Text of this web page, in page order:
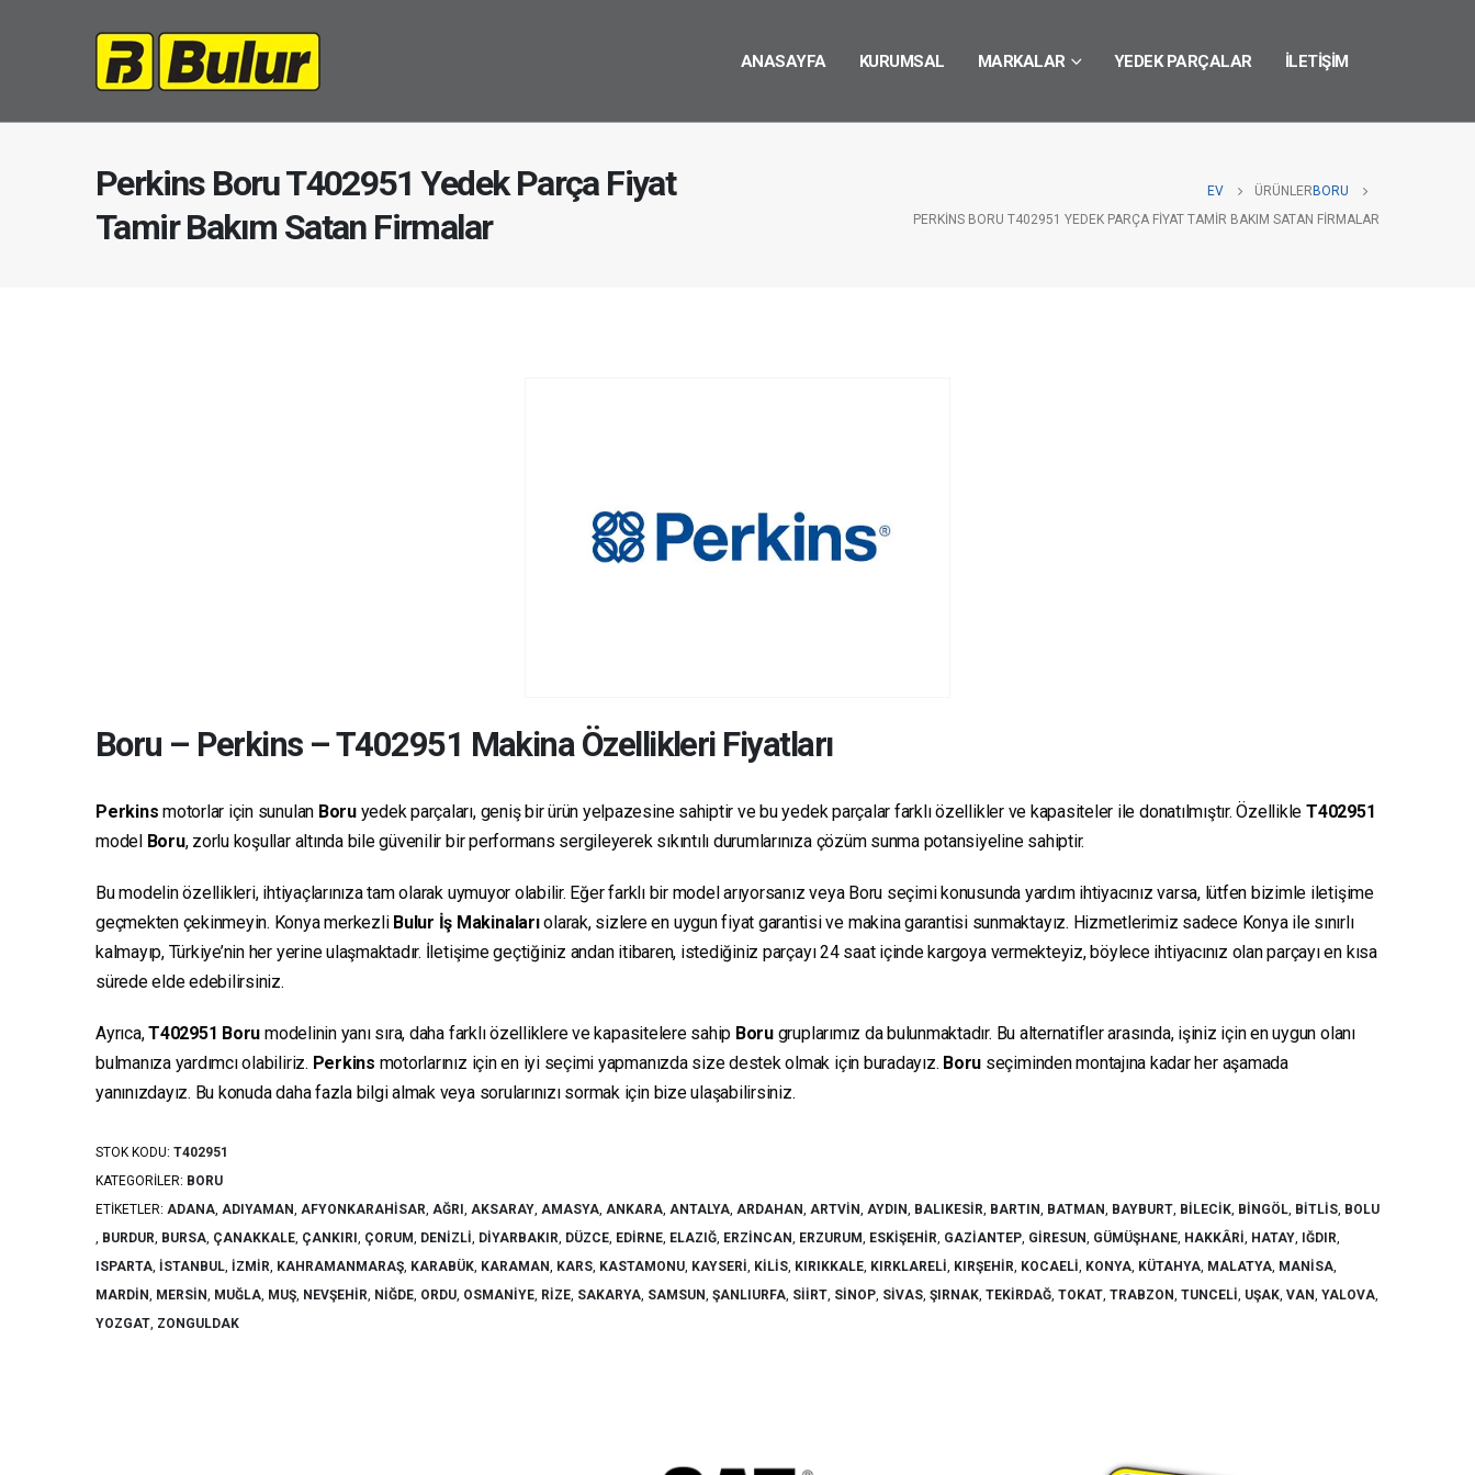
ANASAYFA KURUMSAL MARKALAR YEDEK PARÇALAR İLETIŞIM
Perkins Boru T402951 Yedek Parça Fiyat
Tamir Bakım Satan Firmalar
EV ÜRÜNLER BORU
PERKINS BORU T402951 YEDEK PARÇA FIYAT TAMIR BAKIM SATAN FIRMALAR
Boru – Perkins–T402951 Makina Özellikleri Fiyatları
Perkins motorlar için sunulan Boruyedek parçaları, geniş bir ürün yelpazesine sahiptir ve bu yedek parçalar farklı özellikler ve kapasiteler ile donatılmıştır. Özellikle T402951
model Boru, zorlu koşullar altında bile güvenilir bir performans sergileyerek sıkıntılı durumlarınıza çözüm sunma potansiyeline sahiptir.
Bu modelin özellikleri, ihtiyaçlarınıza tam olarak uymuyor olabilir. Eğer farklı bir model arıyorsanız veya Boru seçimi konusunda yardım ihtiyacınız varsa, lütfen bizimle iletişime
geçmekten çekinmeyin. Konya merkezli Bulur İş Makinalarıolarak, sizlere en uygun fiyat garantisi ve makina garantisi sunmaktayız. Hizmetlerimiz sadece Konya ile sınırlı
kalmayıp, Türkiye’nin her yerine ulaşmaktadır. İletişime geçtiğiniz andan itibaren, istediğiniz parçayı 24 saat içinde kargoya vermekteyiz, böylece ihtiyacınız olan parçayı en kısa
sürede elde edebilirsiniz.
Ayrıca,T402951 Boru modelinin yanı sıra, daha farklı özelliklere ve kapasitelere sahip Borugruplarımız da bulunmaktadır. Bu alternatifler arasında, işiniz için en uygun olanı
bulmanıza yardımcı olabiliriz. Perkins motorlarınız için en iyi seçimi yapmanızda size destek olmak için buradayız. Boru seçiminden montajına kadar her aşamada
yanınızdayız. Bu konuda daha fazla bilgi almak veya sorularınızı sormak için bize ulaşabilirsiniz.
STOK KODU: T402951
KATEGORILER: BORU
ETIKETLER: ADANA, ADIYAMAN, AFYONKARAHISAR, AĞRI , AKSARAY, AMASYA, ANKARA, ANTALYA, ARDAHAN, ARTVIN, AYDIN, BALIKESIR, BARTIN, BATMAN, BAYBURT, BILECIK, BINGÖL, BITLIS, BOLU
, BURDUR, BURSA, ÇANAKKALE, ÇANKIRI , ÇORUM, DENIZLI, DIYARBAKIR, DÜZCE, EDIRNE, ELAZIĞ, ERZINCAN, ERZURUM, ESKIŞEHIR, GAZIANTEP, GIRESUN, GÜMÜŞHANE, HAKKÂRI, HATAY, IĞDIR,
ISPARTA, İSTANBUL, İZMIR, KAHRAMANMARAŞ, KARABÜK, KARAMAN, KARS, KASTAMONU, KAYSERI, KILIS, KIRIKKALE, KIRKLARELI, KIRŞEHIR, KOCAELI, KONYA, KÜTAHYA, MALATYA, MANISA,
MARDIN, MERSIN, MUĞLA, MUŞ, NEVŞEHIR, NIĞDE, ORDU, OSMANIYE, RIZE, SAKARYA, SAMSUN, ŞANLIURFA, SIIRT, SINOP, SIVAS, ŞIRNAK, TEKIRDAĞ, TOKAT, TRABZON, TUNCELI, UŞAK, VAN, YALOVA,
YOZGAT, ZONGULDAK